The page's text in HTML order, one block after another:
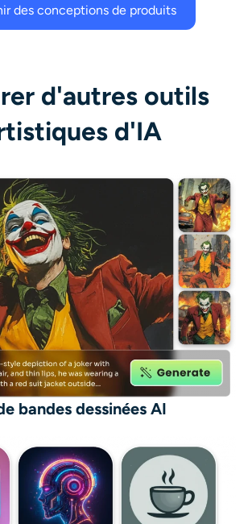
des conceptions de produits
d'autres outils
d'IA
bandes dessinées AI